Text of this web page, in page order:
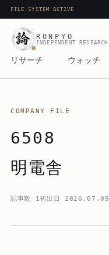
FILE SYSTEM ACTIVE
RONPYO
INDEPENDENT RESEARCH
リサーチ ウォッチ
COMPANY FILE
6508
明電舎
記事数 1初出日 2026.07.09